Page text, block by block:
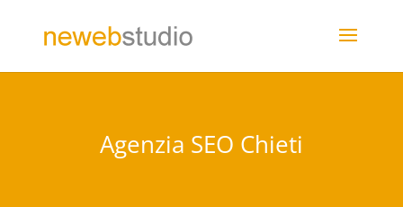
Agenzia SEO Chieti